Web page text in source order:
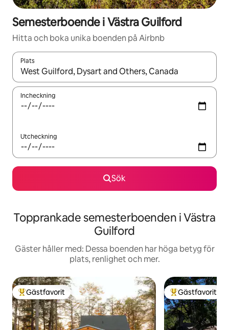
Semesterboende i Västra Guilford
Hitta och boka unika boenden på Airbnb
Plats
När resultaten är tillgängliga kan du navigera med upp- och
Incheckning
Utcheckning
Sök
Topprankade semesterboenden i Västra
Guilford
Gäster håller med: Dessa boenden har höga betyg för
plats, renlighet och mer.
Populär gästfavorit
Gästfavorit Populär
Gästfavorit